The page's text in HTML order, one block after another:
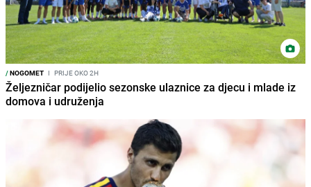
/NOGOMET I PRIJE OKO 2H
Željezničar podijelio sezonske ulaznice za djecu i mlade iz
domova i udruženja